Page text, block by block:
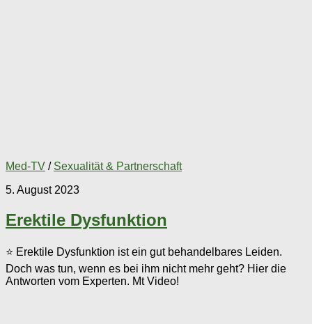
Med-TV / Sexualität & Partnerschaft
5. August 2023
Erektile Dysfunktion
⭐ Erektile Dysfunktion ist ein gut behandelbares Leiden.
Doch was tun, wenn es bei ihm nicht mehr geht? Hier die
Antworten vom Experten. Mt Video!